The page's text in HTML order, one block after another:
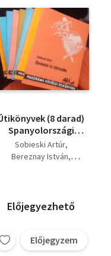
(8 darad)
Spanyolországi
utazások,Montreal, A
jugoszláv tengerpart,
Marokkó, Havanna és
környéke
Sobieski Artúr
Bereznay István
Huba László
Előjegyezhető
Előjegyzem